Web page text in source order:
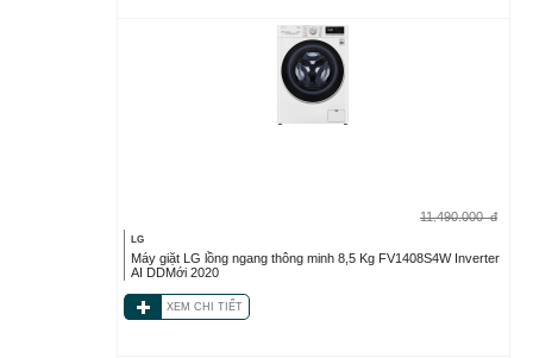
11.490.000 đ
LG
Máy giặt LG lồng ngang thông minh 8,5 Kg FV1408S4W Inverter
AI DDMới 2020
XEM CHI TIẾT